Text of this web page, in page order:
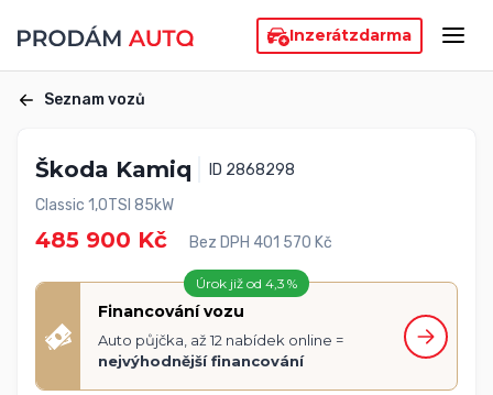
Inzerátzdarma
Seznam vozů
Škoda Kamiq
ID 2868298
Classic 1,0TSI 85kW
485 900 Kč Bez DPH 401 570 Kč
Úrok již od 4,3 %
Financování vozu
Auto půjčka, až 12 nabídek online =
nejvýhodnější financování